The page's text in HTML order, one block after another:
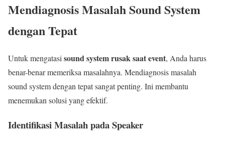
Mendiagnosis Masalah Sound System
dengan Tepat
Untuk mengatasi sound system rusak saat event, Anda harus
benar-benar memeriksa masalahnya. Mendiagnosis masalah
sound system dengan tepat sangat penting. Ini membantu
menemukan solusi yang efektif.
Identifikasi Masalah pada Speaker